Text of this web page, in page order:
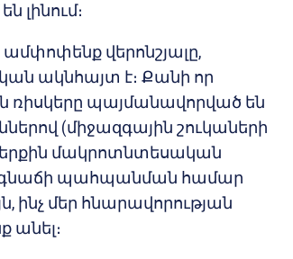
լինում։
վերոնշյալը,
ակնհայտ է։ Քանի որ
ռիսկերը պայմանավորված են
(միջազգային շուկաների
մակրոտնտեսական
պահպանման համար
ինչ մեր հնարավորության
անել։